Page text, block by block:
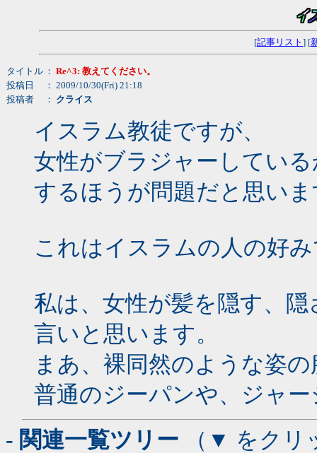
[記事リスト ] [
タイトル ： Re^3: 教えてください。
投稿日
： 2009/10/30(Fri) 21:18
投稿者
： クライス
イスラム教徒ですが、
女性がブラジャーしてい
するほうが問題だと思い
これはイスラムの人の好
私は、女性が髪を隠す、
言いと思います。
まあ、裸同然のような姿
普通のジーパンや、ジャ
- 関連一覧ツリー （▼ をクリ